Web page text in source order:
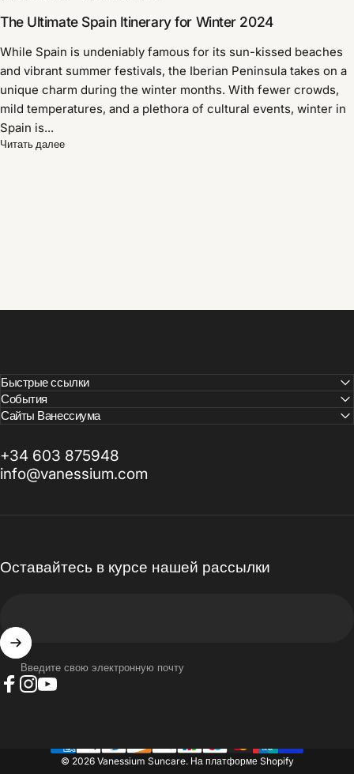
The Ultimate Spain Itinerary for Winter 2024
While Spain is undeniably famous for its sun-kissed beaches
and vibrant summer festivals, the Iberian Peninsula takes on a
unique charm during the winter months. With fewer crowds,
mild temperatures, and a plethora of cultural events, winter in
Spain is...
Читать далее
Быстрые ссылки
События
Сайты Ванессиума
+34 603 875948
info@vanessium.com
Оставайтесь в курсе нашей рассылки
Введите свою электронную почту
© 2026 Vanessium Suncare. На платформе Shopify